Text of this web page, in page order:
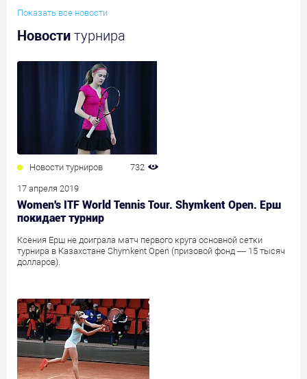
Показать все новости
Новости турнира
Новости турниров 732
17 апреля 2019
Women's ITF World Tennis Tour. Shymkent Open. Ерш
покидает турнир
Ксения Ерш не доиграла матч первого круга основной сетки
турнира в Казахстане Shymkent Open (призовой фонд — 15 тысяч
долларов).